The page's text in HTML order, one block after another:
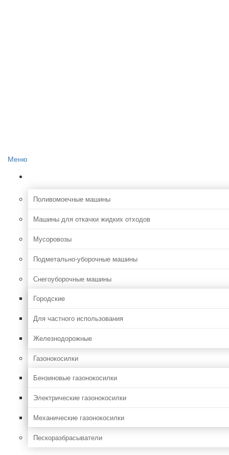
Меню
Поливомоечные машины
Машины для откачки жидких отходов
Мусоровозы
Подметально-уборочные машины
Снегоуборочные машины
Городские
Для частного использования
Железнодорожные
Газонокосилки
Бензиновые газонокосилки
Электрические газонокосилки
Механические газонокосилки
Пескоразбрасыватели